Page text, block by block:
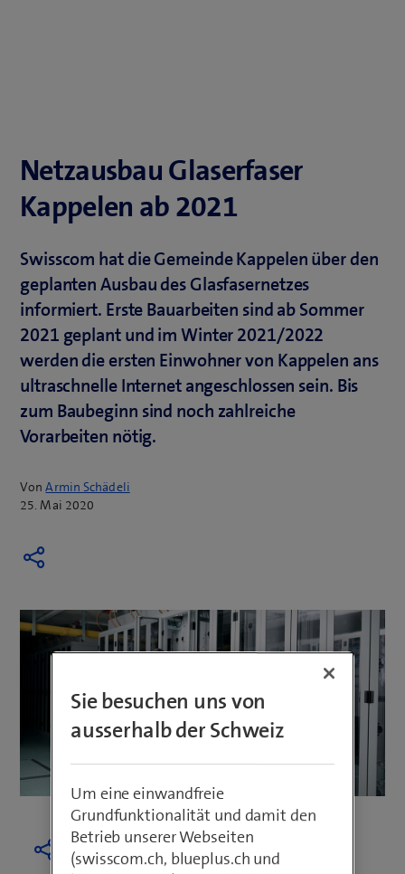
Netzausbau Glaserfaser
Kappelen ab 2021
Swisscom hat die Gemeinde Kappelen über den
geplanten Ausbau des Glasfasernetzes
informiert. Erste Bauarbeiten sind ab Sommer
2021 geplant und im Winter 2021/2022
werden die ersten Einwohner von Kappelen ans
ultraschnelle Internet angeschlossen sein. Bis
zum Baubeginn sind noch zahlreiche
Vorarbeiten nötig.
VonArmin Schädeli
25. Mai 2020
Sie besuchen uns von
ausserhalb der Schweiz
Um eine einwandfreie
Grundfunktionalität und damit den
Betrieb unserer Webseiten
(swisscom.ch, blueplus.ch und